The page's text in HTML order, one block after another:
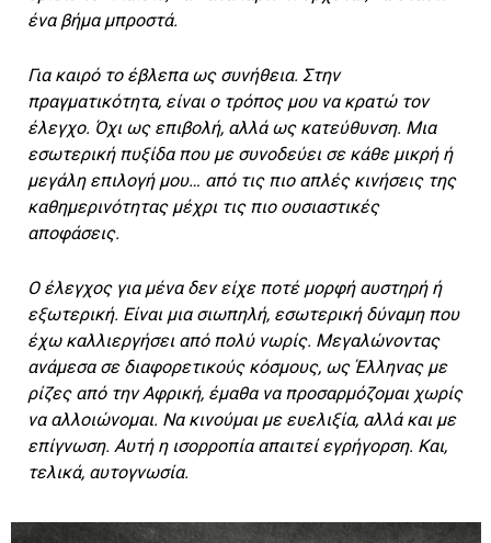
ένα βήμα μπροστά.
Για καιρό το έβλεπα ως συνήθεια. Στην
πραγματικότητα, είναι ο τρόπος μου να κρατώ τον
έλεγχο. Όχι ως επιβολή, αλλά ως κατεύθυνση. Μια
εσωτερική πυξίδα που με συνοδεύει σε κάθε μικρή ή
μεγάλη επιλογή μου… από τις πιο απλές κινήσεις της
καθημερινότητας μέχρι τις πιο ουσιαστικές
αποφάσεις.
Ο έλεγχος για μένα δεν είχε ποτέ μορφή αυστηρή ή
εξωτερική. Είναι μια σιωπηλή, εσωτερική δύναμη που
έχω καλλιεργήσει από πολύ νωρίς. Μεγαλώνοντας
ανάμεσα σε διαφορετικούς κόσμους, ως Έλληνας με
ρίζες από την Αφρική, έμαθα να προσαρμόζομαι χωρίς
να αλλοιώνομαι. Να κινούμαι με ευελιξία, αλλά και με
επίγνωση. Αυτή η ισορροπία απαιτεί εγρήγορση. Και,
τελικά, αυτογνωσία.